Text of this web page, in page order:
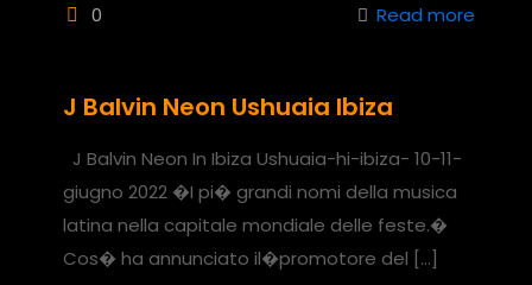
0 Read more
J Balvin Neon Ushuaia Ibiza
J Balvin Neon In Ibiza Ushuaia-hi-ibiza- 10-11-
giugno 2022 �I pi� grandi nomi della musica
latina nella capitale mondiale delle feste.�
Cos� ha annunciato il�promotore del […]